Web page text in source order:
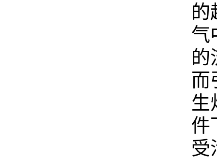
的
气
的
而
生
件
受